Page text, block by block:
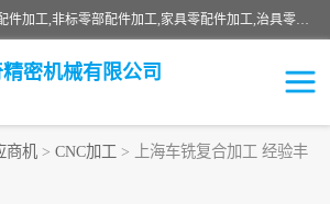
公司主要承接深圳精密零配件加工,非标零部配件加工,家具零配件加工,治具零配件加工,安徽精密零配件加工等各种各种精密机械加工，欢迎来来电咨询！
密机械有限公司
商机 > CNC加工 > 上海车铣复合加工 经验丰